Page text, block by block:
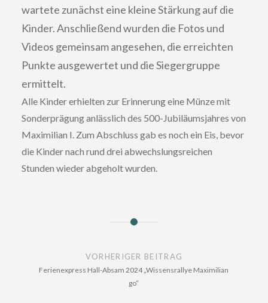
wartete zunächst eine kleine Stärkung auf die
Kinder. Anschließend wurden die Fotos und
Videos gemeinsam angesehen, die erreichten
Punkte ausgewertet und die Siegergruppe
ermittelt.
Alle Kinder erhielten zur Erinnerung eine Münze mit
Sonderprägung anlässlich des 500-Jubiläumsjahres von
Maximilian I. Zum Abschluss gab es noch ein Eis, bevor
die Kinder nach rund drei abwechslungsreichen
Stunden wieder abgeholt wurden.
VORHERIGER BEITRAG
Ferienexpress Hall-Absam 2024 „Wissensrallye Maximilian
go“